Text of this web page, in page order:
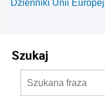
Dzienniki Unii
Szukaj